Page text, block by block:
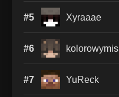
#5 Xyraaae
#6 kolorowymis
#7 YuReck